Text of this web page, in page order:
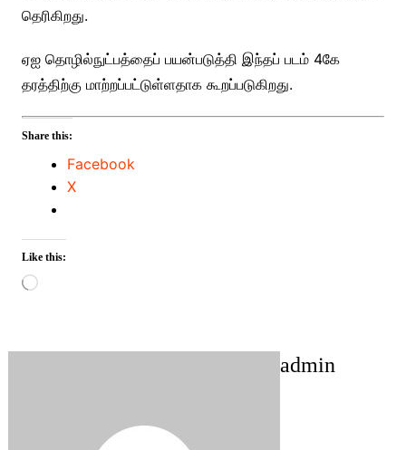
தெரிகிறது.
ஏஐ தொழில்நுட்பத்தைப் பயன்படுத்தி இந்தப் படம் 4கே
தரத்திற்கு மாற்றப்பட்டுள்ளதாக கூறப்படுகிறது.
Share this:
Facebook
X
Like this:
Loading…
admin